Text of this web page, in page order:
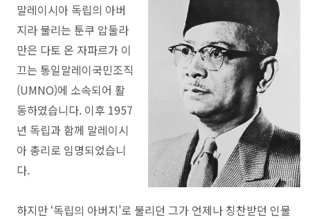
말레이시아 독립의 아버
지라 불리는 툰쿠 압둘라
만은 다토 온 자파르가 이
끄는 통일말레이국민조직
(UMNO)에 소속되어 활
동하였습니다. 이후 1957
년 독립과 함께 말레이시
아 총리로 임명되었습니
다.
하지만 ‘독립의 아버지’로 불리던 그가 언제나 칭찬받던 인물